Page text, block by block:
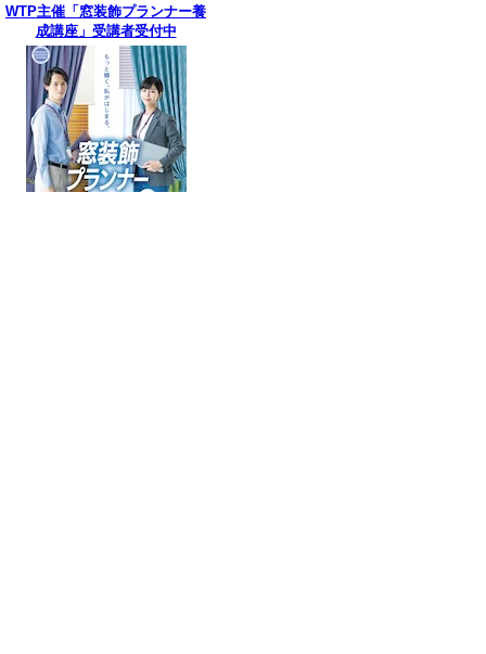
WTP主催「窓装飾プランナー養
成講座」受講者受付中